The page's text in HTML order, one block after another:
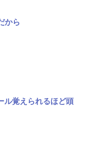
から
ル覚えられるほど頭